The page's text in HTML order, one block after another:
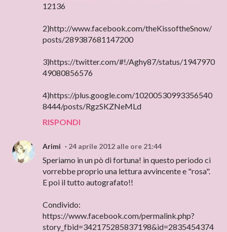
12136
2)http://www.facebook.com/theKissoftheSnow/
posts/289387681147200
3)https://twitter.com/#!/Aghy87/status/1947970
49080856576
4)https://plus.google.com/10200530993356540
8444/posts/RgzSKZNeMLd
RISPONDI
Arimi 24 aprile 2012 alle ore 21:44
Speriamo in un pò di fortuna! in questo periodo ci
vorrebbe proprio una lettura avvincente e "rosa".
E poi il tutto autografato!!
Condivido:
https://www.facebook.com/permalink.php?
story_fbid=342175285837198&id=2835454374